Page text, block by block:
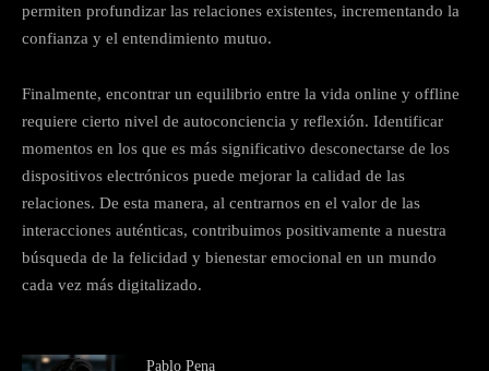
permiten profundizar las relaciones existentes, incrementando la
confianza y el entendimiento mutuo.
Finalmente, encontrar un equilibrio entre la vida online y offline
requiere cierto nivel de autoconciencia y reflexión. Identificar
momentos en los que es más significativo desconectarse de los
dispositivos electrónicos puede mejorar la calidad de las
relaciones. De esta manera, al centrarnos en el valor de las
interacciones auténticas, contribuimos positivamente a nuestra
búsqueda de la felicidad y bienestar emocional en un mundo
cada vez más digitalizado.
Pablo Pena